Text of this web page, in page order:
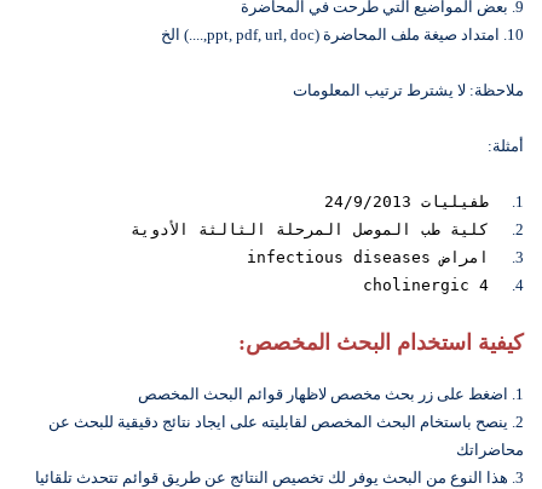
9. بعض المواضيع التي طرحت في المحاضرة
10. امتداد صيغة ملف المحاضرة (ppt, pdf, url, doc,....) الخ
ملاحظة: لا يشترط ترتيب المعلومات
أمثلة:
1.
طفيليات 24/9/2013
2.
كلية طب الموصل المرحلة الثالثة الأدوية
3.
امراض infectious diseases
4.
كيفية استخدام البحث المخصص:
1. اضغط على زر بحث مخصص لاظهار قوائم البحث المخصص
2. ينصح باستخام البحث المخصص لقابليته على ايجاد نتائج دقيقية للبحث عن
محاضراتك
3. هذا النوع من البحث يوفر لك تخصيص النتائج عن طريق قوائم تتحدث تلقائيا